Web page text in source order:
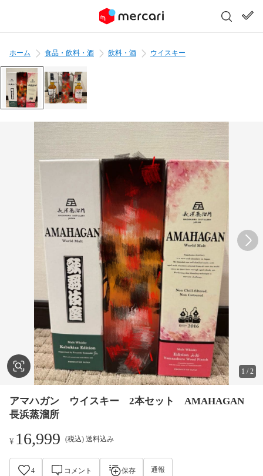
ホーム 食品・飲料・酒 飲料・酒 ウイスキー
1 /2
アマハガン ウイスキー 2本セット AMAHAGAN
長浜蒸溜所
¥ 16,999 (税込) 送料込み
4 コメント 保存 通報